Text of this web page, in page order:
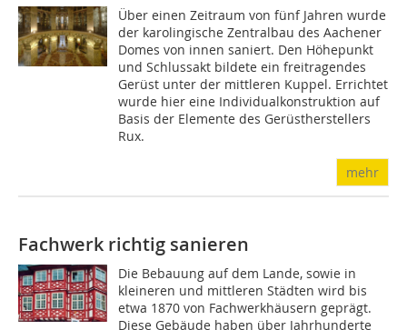
Über einen Zeitraum von fünf Jahren wurde
der karolingische Zentralbau des Aachener
Domes von innen saniert. Den Höhepunkt
und Schlussakt bildete ein freitragendes
Gerüst unter der mittleren Kuppel. Errichtet
wurde hier eine Individualkonstruktion auf
Basis der Elemente des Gerüstherstellers
Rux.
mehr
Fachwerk richtig sanieren
Die Bebauung auf dem Lande, sowie in
kleineren und mittleren Städten wird bis
etwa 1870 von Fachwerkhäusern geprägt.
Diese Gebäude haben über Jahrhunderte